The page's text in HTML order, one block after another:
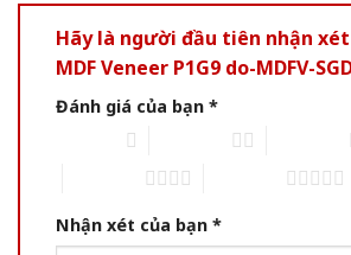
Hãy là người đầu tiên nhận xét
MDF Veneer P1G9 do-MDFV-
Đánh giá của bạn *
Nhận xét của bạn *